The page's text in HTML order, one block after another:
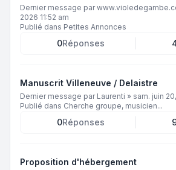
Dernier message par
2026 11:52 am
Publié dans Petites Annonces
0Réponses
Manuscrit Villeneuve / Delaistre
Dernier message par Laurenti » sam. juin
Publié dans Cherche groupe, musicien...
0Réponses
Proposition d'hébergement